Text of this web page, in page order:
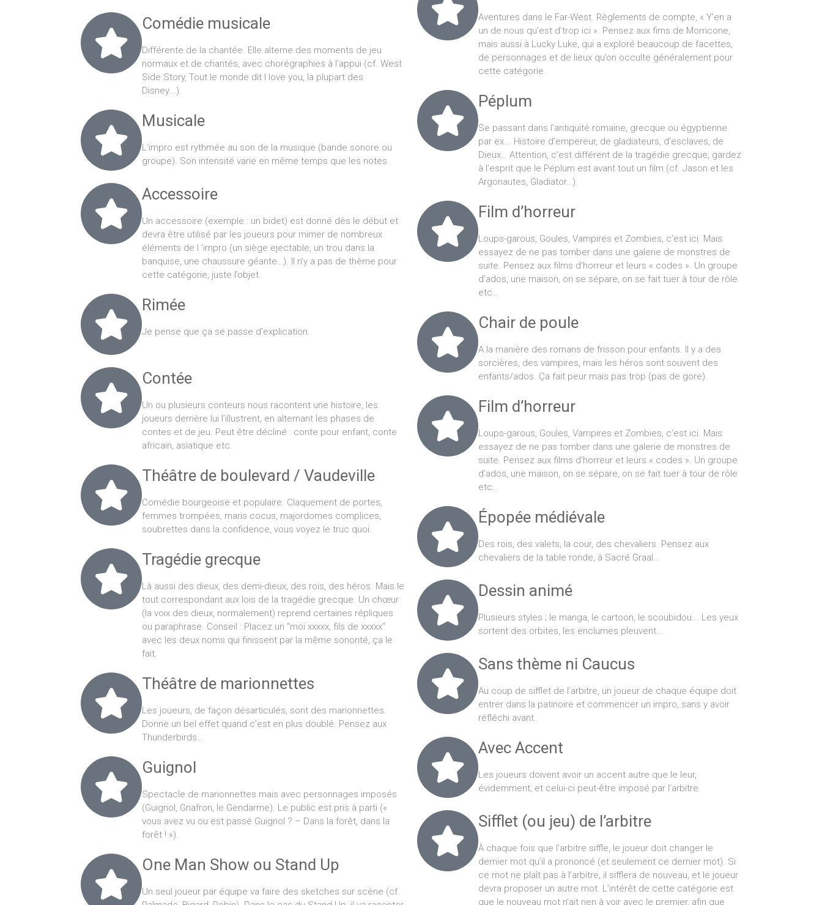
Comédie musicale
Différente de la chantée. Elle alterne des moments de jeu
normaux et de chantés, avec chorégraphies à l’appui (cf. West
Side Story, Tout le monde dit I love you, la plupart des
Disney...).
Musicale
L’impro est rythmée au son de la musique (bande sonore ou
groupe). Son intensité varie en même temps que les notes.
Accessoire
Un accessoire (exemple : un bidet) est donné dès le début et
devra être utilisé par les joueurs pour mimer de nombreux
éléments de l ’impro (un siège ejectable, un trou dans la
banquise, une chaussure géante…). Il n’y a pas de thème pour
cette catégorie, juste l’objet.
Rimée
Je pense que ça se passe d’explication.
Contée
Un ou plusieurs conteurs nous racontent une histoire, les
joueurs derrière lui l’illustrent, en alternant les phases de
contes et de jeu. Peut être décliné : conte pour enfant, conte
africain, asiatique etc.
Théâtre de boulevard / Vaudeville
Comédie bourgeoise et populaire. Claquement de portes,
femmes trompées, maris cocus, majordomes complices,
soubrettes dans la confidence, vous voyez le truc quoi.
Tragédie grecque
Là aussi des dieux, des demi-dieux, des rois, des héros. Mais le
tout correspondant aux lois de la tragédie grecque. Un chœur
(la voix des dieux, normalement) reprend certaines répliques
ou paraphrase. Conseil : Placez un "moi xxxxx, fils de xxxxx"
avec les deux noms qui finissent par la même sonorité, ça le
fait.
Théâtre de marionnettes
Les joueurs, de façon désarticulés, sont des marionnettes.
Donne un bel effet quand c’est en plus doublé. Pensez aux
Thunderbirds…
Guignol
Spectacle de marionnettes mais avec personnages imposés
(Guignol, Gnafron, le Gendarme). Le public est pris à parti («
vous avez vu ou est passé Guignol ? – Dans la forêt, dans la
forêt ! »).
One Man Show ou Stand Up
Un seul joueur par équipe va faire des sketches sur scène (cf.
Aventures dans le Far-West. Règlements de compte, « Y’en a
un de nous qu’est d’trop ici ». Pensez aux fims de Morricone,
mais aussi à Lucky Luke, qui a exploré beaucoup de facettes,
de personnages et de lieux qu’on occulte généralement pour
cette catégorie.
Péplum
Se passant dans l’antiquité romaine, grecque ou égyptienne
par ex... Histoire d’empereur, de gladiateurs, d’esclaves, de
Dieux… Attention, c’est différent de la tragédie grecque, gardez
à l’esprit que le Péplum est avant tout un film (cf. Jason et les
Argonautes, Gladiator…).
Film d’horreur
Loups-garous, Goules, Vampires et Zombies, c’est ici. Mais
essayez de ne pas tomber dans une galerie de monstres de
suite. Pensez aux films d’horreur et leurs « codes ». Un groupe
d’ados, une maison, on se sépare, on se fait tuer à tour de rôle
etc…
Chair de poule
A la manière des romans de frisson pour enfants. Il y a des
sorcières, des vampires, mais les héros sont souvent des
enfants/ados. Ça fait peur mais pas trop (pas de gore).
Film d’horreur
Loups-garous, Goules, Vampires et Zombies, c’est ici. Mais
essayez de ne pas tomber dans une galerie de monstres de
suite. Pensez aux films d’horreur et leurs « codes ». Un groupe
d’ados, une maison, on se sépare, on se fait tuer à tour de rôle
etc…
Épopée médiévale
Des rois, des valets, la cour, des chevaliers. Pensez aux
chevaliers de la table ronde, à Sacré Graal…
Dessin animé
Plusieurs styles ; le manga, le cartoon, le scoubidou... Les yeux
sortent des orbites, les enclumes pleuvent…
Sans thème ni Caucus
Au coup de sifflet de l’arbitre, un joueur de chaque équipe doit
entrer dans la patinoire et commencer un impro, sans y avoir
réfléchi avant.
Avec Accent
Les joueurs doivent avoir un accent autre que le leur,
évidemment, et celui-ci peut-être imposé par l’arbitre.
Sifflet (ou jeu) de l’arbitre
À chaque fois que l’arbitre siffle, le joueur doit changer le
dernier mot qu’il a prononcé (et seulement ce dernier mot). Si
ce mot ne plaît pas à l’arbitre, il sifflera de nouveau, et le joueur
devra proposer un autre mot. L’intérêt de cette catégorie est
que le nouveau mot n’ait rien à voir avec le premier, afin que